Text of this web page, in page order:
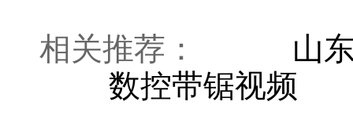
相关推荐： 山
数控带锯视频